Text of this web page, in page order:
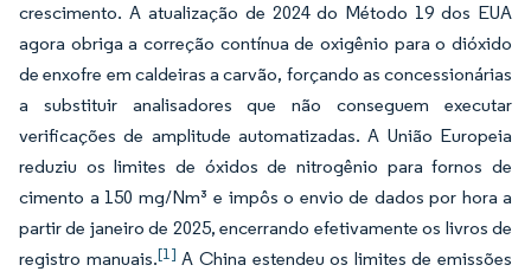
crescimento. A atualização de 2024 do Método 19 dos EUA
agora obriga a correção contínua de oxigênio para o dióxido
de enxofre em caldeiras a carvão, forçando as concessionárias
a substituir analisadores que não conseguem executar
verificações de amplitude automatizadas. A União Europeia
reduziu os limites de óxidos de nitrogênio para fornos de
cimento a 150 mg/Nm³ e impôs o envio de dados por hora a
partir de janeiro de 2025, encerrando efetivamente os livros de
registro manuais.[1] A China estendeu os limites de emissões